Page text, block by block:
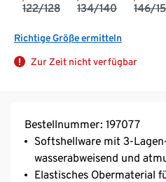
122/128 134/140 146/
Richtige Größe ermitteln
Zur Zeit nicht verfügbar
Bestellnummer: 197077
Softshellware mit 3-
wasserabweisend und
Elastisches Obermaterial